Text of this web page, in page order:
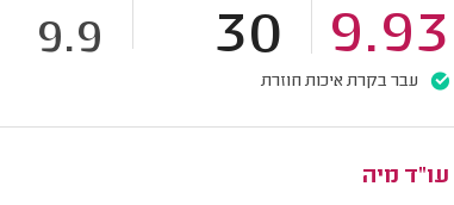
9.93
30
9.9
עבר בקרת איכות חוזרת
עו"ד מיה